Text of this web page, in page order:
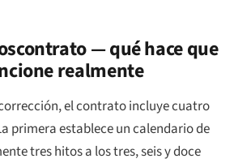
— qué hace que
realmente
el contrato incluye cuatro
primera establece un calendario de
tres hitos a los tres, seis y doce